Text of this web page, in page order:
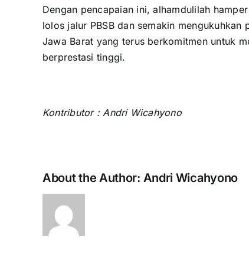
Dengan pencapaian ini, alhamdulilah
lolos jalur PBSB dan semakin
Jawa Barat yang terus berkomitmen untuk
berprestasi tinggi.
Kontributor : Andri Wicahyono
About the Author: Andri Wicahyono